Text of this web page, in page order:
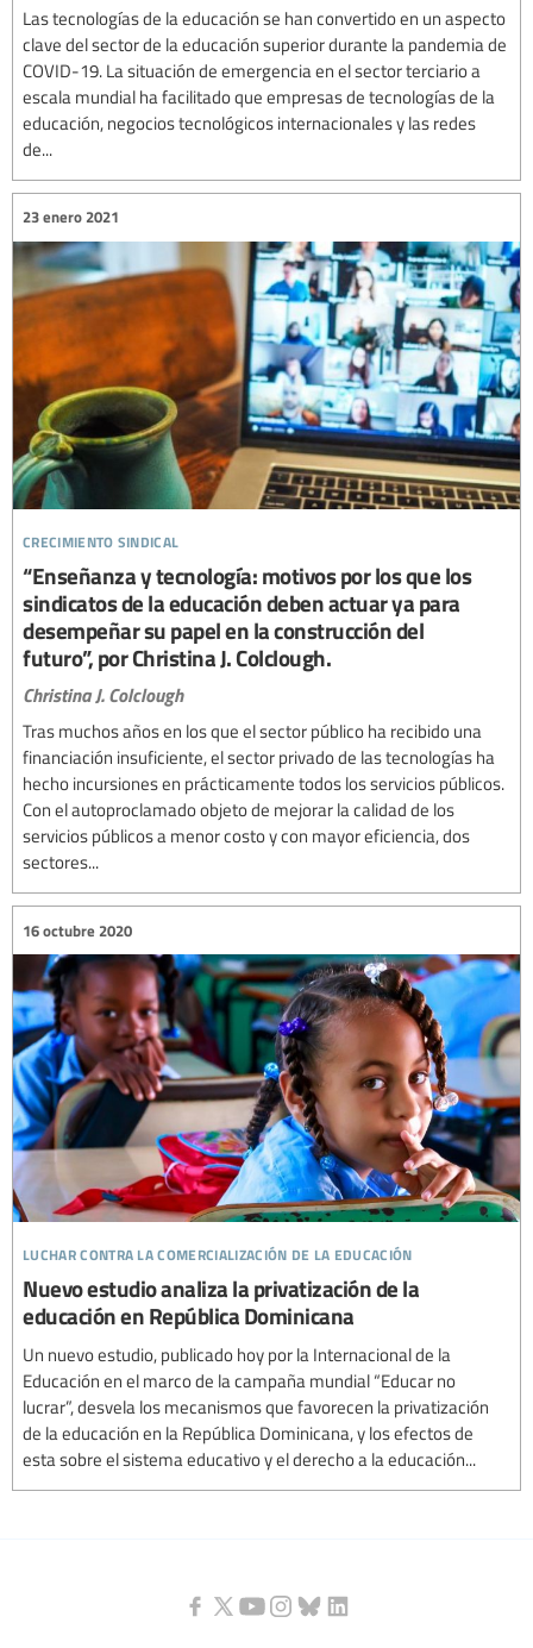
Las tecnologías de la educación se han convertido en un aspecto
clave del sector de la educación superior durante la pandemia de
COVID-19. La situación de emergencia en el sector terciario a
escala mundial ha facilitado que empresas de tecnologías de la
educación, negocios tecnológicos internacionales y las redes
de...
crecimiento sindical
23 enero 2021
“Enseñanza y tecnología: motivos por los que los
sindicatos de la educación deben actuar ya para
desempeñar su papel en la construcción del
futuro”, por Christina J. Colclough.
Christina J. Colclough
Tras muchos años en los que el sector público ha recibido una
financiación insuficiente, el sector privado de las tecnologías ha
hecho incursiones en prácticamente todos los servicios públicos.
Con el autoproclamado objeto de mejorar la calidad de los
servicios públicos a menor costo y con mayor eficiencia, dos
sectores...
luchar contra la comercialización de la educación
16 octubre 2020
Nuevo estudio analiza la privatización de la
educación en República Dominicana
Un nuevo estudio, publicado hoy por la Internacional de la
Educación en el marco de la campaña mundial “Educar no
lucrar”, desvela los mecanismos que favorecen la privatización
de la educación en la República Dominicana, y los efectos de
esta sobre el sistema educativo y el derecho a la educación...